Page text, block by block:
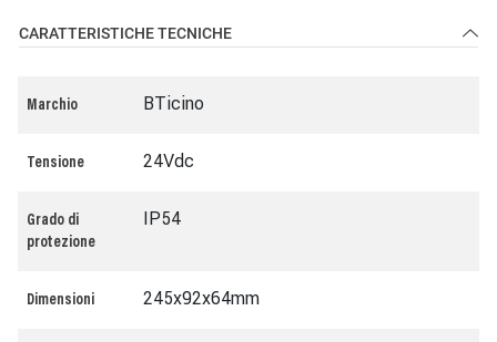
CARATTERISTICHE TECNICHE
Marchio BTicino
Tensione 24Vdc
Grado di
protezione
IP54
Dimensioni 245x92x64mm